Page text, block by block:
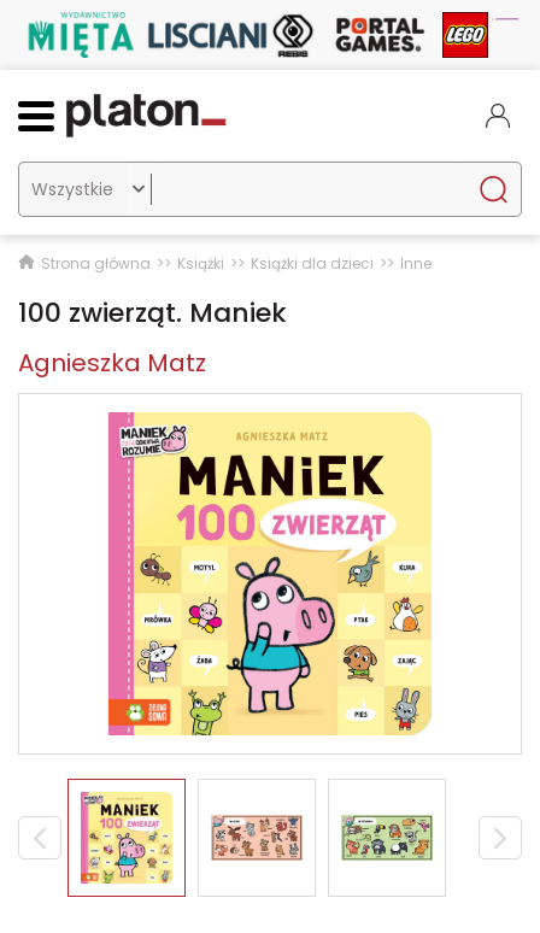

Strona główna Książki Książki dla dzieci Inne
100 zwierząt. Maniek
Agnieszka Matz